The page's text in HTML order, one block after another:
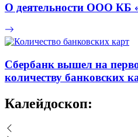
О деятельности ООО КБ
Сбербанк вышел на
количеству банковских
Калейдоскоп: